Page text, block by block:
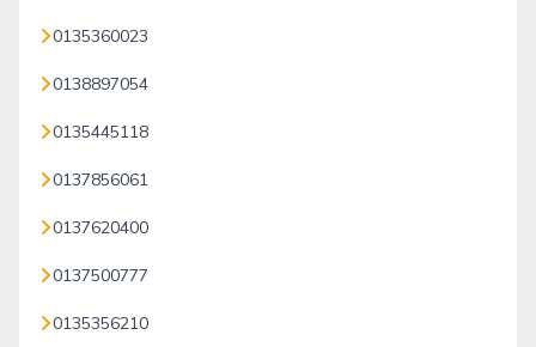
0135360023
0138897054
0135445118
0137856061
0137620400
0137500777
0135356210